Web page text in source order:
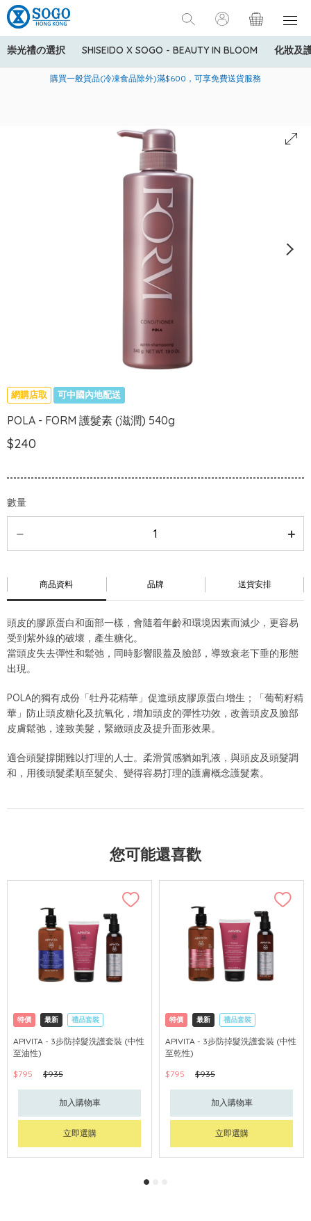
崇光禮の選択 SHISEIDO X SOGO - BEAUTY IN BLOOM 化妝及
美國運通Explorer®信用卡會員購物禮遇：高達5%簽賬回贈！
購買一般貨品(冷凍食品除外)滿$600，可享免費送貨服務
寄送中國內地服務只適用於指定商品，若訂單金額少於HK$600(折
網購店取 可中國內地配送
POLA - FORM 護髮素 (滋潤) 540g
$240
數量
商品資料 品牌 送貨安排
頭皮的膠原蛋白和面部一樣，會隨着年齡和環境因素而減少，更容易
受到紫外線的破壞，產生糖化。
當頭皮失去彈性和鬆弛，同時影響眼蓋及臉部，導致衰老下垂的形態
出現。
POLA的獨有成份「牡丹花精華」促進頭皮膠原蛋白增生；「葡萄籽精
華」防止頭皮糖化及抗氧化，增加頭皮的彈性功效，改善頭皮及臉部
皮膚鬆弛，達致美髮，緊緻頭皮及提升面形效果。
適合頭髮撐開難以打理的人士。柔滑質感猶如乳液，與頭皮及頭髮調
和，用後頭髮柔順至髮尖、變得容易打理的護膚概念護髮素。
您可能還喜歡
特價 最新 禮品套裝
網購店取 可中國內地配送
APIVITA - 3步防掉髮洗護套裝 (中性
至油性)
$795
$935
加入購物車
立即選購
特價 最新 禮品套裝
網購店取 可中國內地配送
APIVITA - 3步防掉髮洗護套裝 (中性
至乾性)
$795
$935
加入購物車
立即選購